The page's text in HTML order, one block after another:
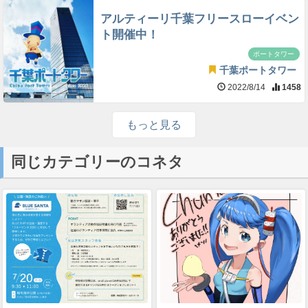
アルティーリ千葉フリースローイベン
ト開催中！
ポートタワー
千葉ポートタワー
2022/8/14 1458
もっと見る
同じカテゴリーのコネタ